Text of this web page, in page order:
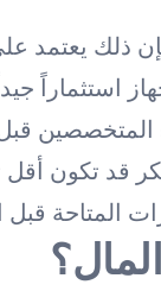
ذلك يعتمد
استثماراً
قد تكون